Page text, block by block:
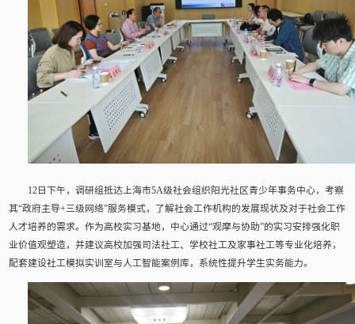
12日下午，调研组抵达上海市5A级社会组织阳光社区青少年事务中心，考察
其“政府主导+三级网络”服务模式，了解社会工作机构的发展现状及对于社会工作
人才培养的需求。作为高校实习基地，中心通过“观摩与协助”的实习安排强化职
业价值观塑造，并建议高校加强司法社工、学校社工及家事社工等专业化培养，
配套建设社工模拟实训室与人工智能案例库，系统性提升学生实务能力。